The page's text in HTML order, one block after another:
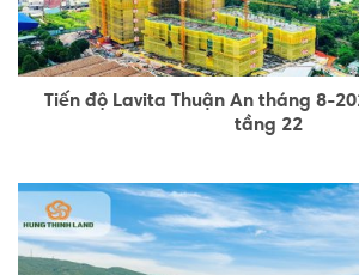
Tiến độ Lavita Thuận An tháng 8-
tầng 22